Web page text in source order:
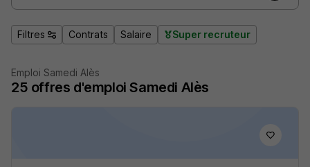
Filtres Contrats Salaire Super recruteur
Emploi Samedi Alès
25 offres d'emploi Samedi Alès